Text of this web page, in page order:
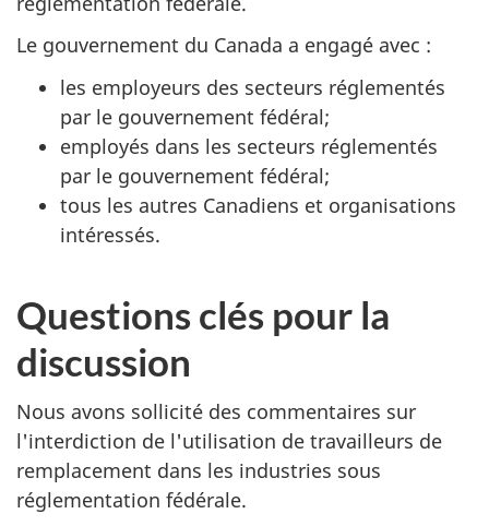
Le gouvernement du Canada a engagé avec :
les employeurs des secteurs réglementés
par le gouvernement fédéral;
employés dans les secteurs réglementés
par le gouvernement fédéral;
tous les autres Canadiens et organisations
intéressés.
Questions clés pour la
discussion
Nous avons sollicité des commentaires sur
l'interdiction de l'utilisation de travailleurs de
remplacement dans les industries sous
réglementation fédérale.